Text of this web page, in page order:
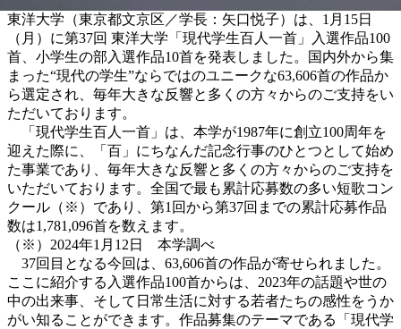
東洋大学（東京都文京区／学長：矢口悦子）は、1月15日
（月）に第37回 東洋大学「現代学生百人一首」入選作品100
首、小学生の部入選作品10首を発表しました。国内外から集
まった“現代の学生”ならではのユニークな63,606首の作品か
ら選定され、毎年大きな反響と多くの方々からのご支持をい
ただいております。
「現代学生百人一首」は、本学が1987年に創立100周年を
迎えた際に、「百」にちなんだ記念行事のひとつとして始め
た事業であり、毎年大きな反響と多くの方々からのご支持を
いただいております。全国で最も累計応募数の多い短歌コン
クール（※）であり、第1回から第37回までの累計応募作品
数は1,781,096首を数えます。
（※）2024年1月12日 本学調べ
37回目となる今回は、63,606首の作品が寄せられました。
ここに紹介する入選作品100首からは、2023年の話題や世の
中の出来事、そして日常生活に対する若者たちの感性をうか
がい知ることができます。作品募集のテーマである「現代学